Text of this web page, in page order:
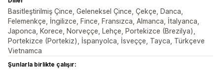
Basitleştirilmiş Çince, Geleneksel Çince, Çekçe, Danca,
Felemenkçe, İngilizce, Fince, Fransızca, Almanca, İtalyanca,
Japonca, Korece, Norveççe, Lehçe, Portekizce (Brezilya),
Portekizce (Portekiz), İspanyolca, İsveççe, Tayca, Türkçeve
Vietnamca
Şunlarla birlikte çalışır: